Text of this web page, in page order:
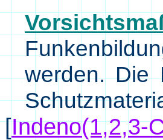
werden. Die
[Indeno(1,2,3-